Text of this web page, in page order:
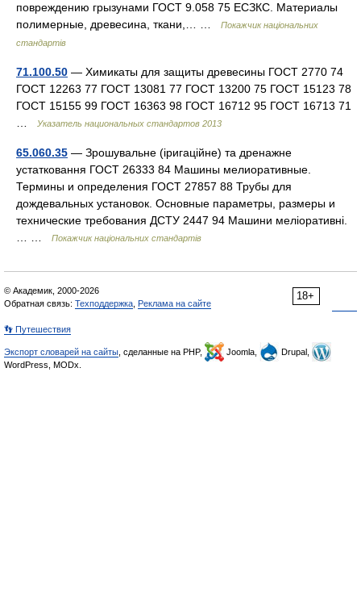
повреждению грызунами ГОСТ 9.058 75 ЕСЗКС. Материалы
полимерные, древесина, ткани,… …
Покажчик національних
стандартів
71.100.50 — Химикаты для защиты древесины ГОСТ 2770 74
ГОСТ 12263 77 ГОСТ 13081 77 ГОСТ 13200 75 ГОСТ 15123 78
ГОСТ 15155 99 ГОСТ 16363 98 ГОСТ 16712 95 ГОСТ 16713 71
Указатель национальных стандартов 2013
65.060.35 — Зрошувальне (іригаційне) та дренажне
устатковання ГОСТ 26333 84 Машины мелиоративные.
Термины и определения ГОСТ 27857 88 Трубы для
дождевальных установок. Основные параметры, размеры и
технические требования ДСТУ 2447 94 Машини меліоративні.
Покажчик національних стандартів
18+
© Академик, 2000-2026
Обратная связь: Техподдержка Реклама на сайте
👣 Путешествия
Экспорт словарей на сайты , сделанные на PHP, Joomla,
Drupal,
WordPress, MODx.